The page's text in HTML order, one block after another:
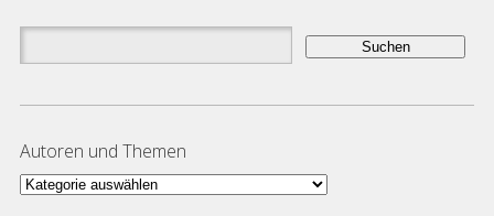
Suchen
nach:
Autoren und Themen
Autoren